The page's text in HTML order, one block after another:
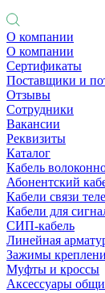
О компании
О компании
Сертификаты
Поставщики и
Отзывы
Сотрудники
Вакансии
Реквизиты
Каталог
Кабель
Абонентский
Кабели связи
Кабели для
СИП-кабель
Линейная
Зажимы
Муфты и кроссы
Аксессуары